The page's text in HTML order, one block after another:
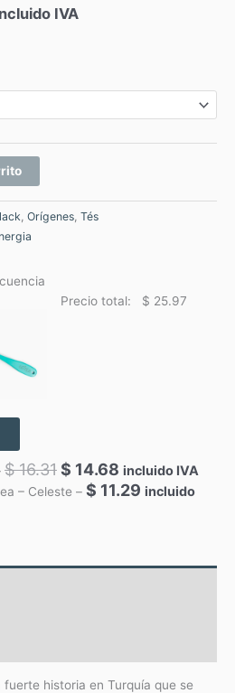
IVA
Orígenes Tés
Precio total: $ 25.97
$16.31$ 14.68 incluido IVA
– Celeste – $ 11.29 incluido
historia en Turquía que se